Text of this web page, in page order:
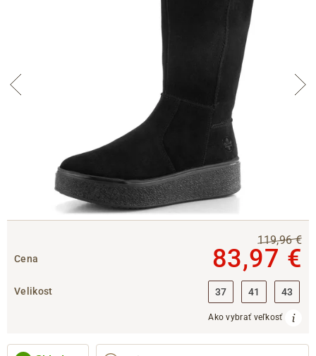
Cena
119,96 €
83,97 €
Velikost 37 41 43
Ako vybrať veľkosť